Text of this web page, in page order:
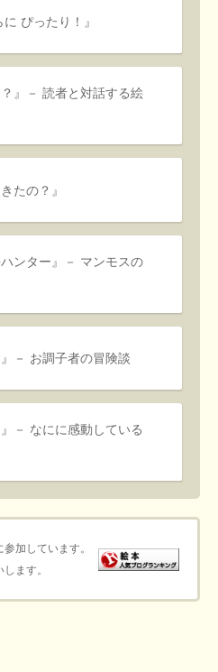
に ぴったり！』
？』－ 読者と対話する絵
きたの？』
ハンター』－ マンモスの
』－ お調子者の冒険談
』－ なにに感動している
加しています。
ます。